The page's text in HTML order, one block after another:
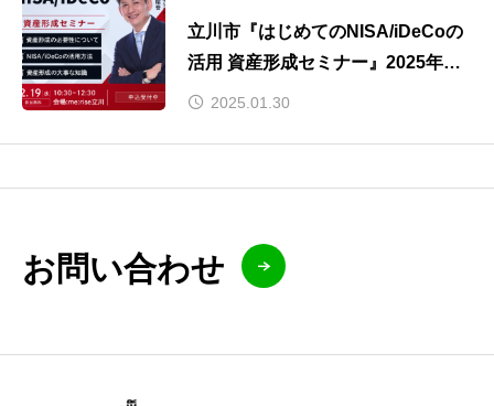
立川市『はじめてのNISA/iDeCoの
活用 資産形成セミナー』2025年２
月１９日（水）開催します。
2025.01.30
お問い合わせ